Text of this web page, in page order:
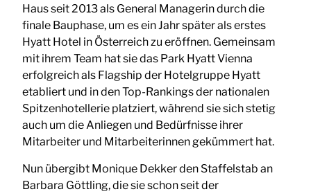
Haus seit 2013 als General Managerin durch die
finale Bauphase, um es ein Jahr später als erstes
Hyatt Hotel in Österreich zu eröffnen. Gemeinsam
mit ihrem Team hat sie das Park Hyatt Vienna
erfolgreich als Flagship der Hotelgruppe Hyatt
etabliert und in den Top-Rankings der nationalen
Spitzenhotellerie platziert, während sie sich stetig
auch um die Anliegen und Bedürfnisse ihrer
Mitarbeiter und Mitarbeiterinnen gekümmert hat.
Nun übergibt Monique Dekker den Staffelstab an
Barbara Göttling, die sie schon seit der